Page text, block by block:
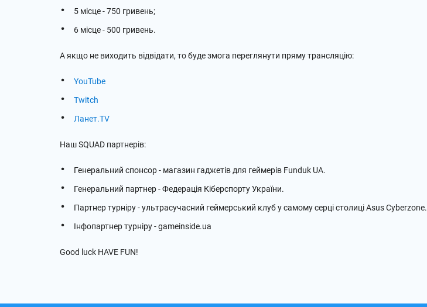
5 місце - 750 гривень;
6 місце - 500 гривень.
А якщо не виходить відвідати, то буде змога переглянути пряму трансляцію:
YouTube
Twitch
Ланет.TV
Наш SQUAD партнерів:
Генеральний спонсор - магазин гаджетів для геймерів Funduk UA.
Генеральний партнер - Федерація Кіберспорту України.
Партнер турніру - ультрасучасний геймерський клуб у самому серці столиці Asus Cyberzone.
Інфопартнер турніру - gameinside.ua
Good luck HAVE FUN!